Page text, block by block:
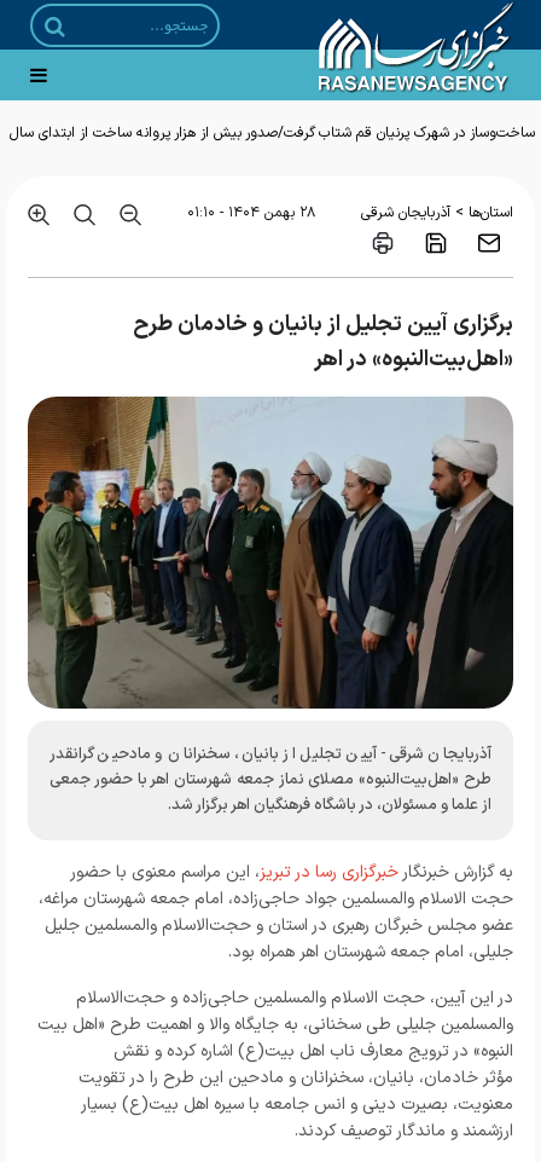
ساخت‌وساز در شهرک پرنیان قم شتاب گرفت/صدور بیش از هزار پروانه ساخت از ابتدای سال
استان‌ها > آذربایجان شرقی ۲۸ بهمن ۱۴۰۴ - ۰۱:۱۰
برگزاری آیین تجلیل از بانیان و خادمان طرح
«اهل‌بیت‌النبوه» در اهر
آذربایجان شرقی- آیین تجلیل از بانیان، سخنرانان و مادحین گرانقدر
طرح «اهل‌بیت‌النبوه» مصلای نماز جمعه شهرستان اهر با حضور جمعی
از علما و مسئولان، در باشگاه فرهنگیان اهر برگزار شد.
به گزارش خبرنگار خبرگزاری رسا در تبریز، این مراسم معنوی با حضور
حجت الاسلام والمسلمین جواد حاجی‌زاده، امام جمعه شهرستان مراغه،
عضو مجلس خبرگان رهبری در استان و حجت‌الاسلام والمسلمین جلیل
جلیلی، امام جمعه شهرستان اهر همراه بود.
در این آیین، حجت الاسلام والمسلمین حاجی‌زاده و حجت‌الاسلام
والمسلمین جلیلی طی سخنانی، به جایگاه والا و اهمیت طرح «اهل‌ بیت‌
النبوه» در ترویج معارف ناب اهل‌ بیت(ع) اشاره کرده و نقش
مؤثر خادمان، بانیان، سخنرانان و مادحین این طرح را در تقویت
معنویت، بصیرت دینی و انس جامعه با سیره اهل‌ بیت(ع) بسیار
ارزشمند و ماندگار توصیف کردند.